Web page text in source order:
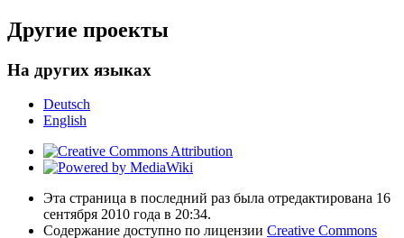
Другие проекты
На других языках
Deutsch
English
Эта страница в последний раз была отредактирована 16
сентября 2010 года в 20:34.
Содержание доступно по лицензии Creative Commons